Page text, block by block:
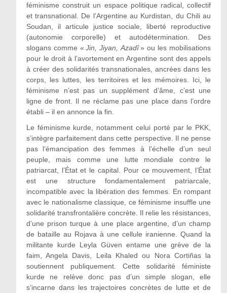
féminisme construit un espace politique radical, collectif
et transnational. De l’Argentine au Kurdistan, du Chili au
Soudan, il articule justice sociale, liberté reproductive
(autonomie corporelle) et autodétermination. Des
slogans comme «Jin, Jiyan, Azadî» ou les mobilisations
pour le droit à l’avortement en Argentine sont des appels
à créer des solidarités transnationales, ancrées dans les
corps, les luttes, les territoires et les mémoires. Ici, le
féminisme n’est pas un supplément d’âme, c’est une
ligne de front. Il ne réclame pas une place dans l’ordre
établi – il en annonce la fin.
Le féminisme kurde, notamment celui porté par le PKK,
s’intègre parfaitement dans cette perspective. Il ne pense
pas l’émancipation des femmes à l’échelle d’un seul
peuple, mais comme une lutte mondiale contre le
patriarcat, l’État et le capital. Pour ce mouvement, l’État
est une structure fondamentalement patriarcale,
incompatible avec la libération des femmes. En rompant
avec le nationalisme classique, ce féminisme insuffle une
solidarité transfrontalière concrète. Il relie les résistances,
d’une prison turque à une place argentine, d’un champ
de bataille au Rojava à une cellule iranienne. Quand la
militante kurde Leyla Güven entame une grève de la
faim, Angela Davis, Leila Khaled ou Nora Cortiñas la
soutiennent publiquement. Cette solidarité féministe
kurde ne relève donc pas d’un simple slogan, elle
s’incarne dans les trajectoires concrètes de lutte et de